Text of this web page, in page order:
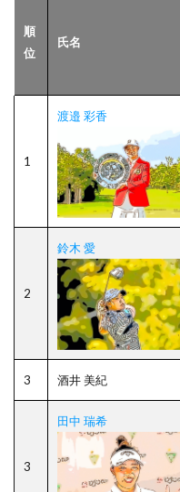
順
位
氏名
1
渡邉 彩香
2
鈴木 愛
3 酒井 美紀
3
田中 瑞希